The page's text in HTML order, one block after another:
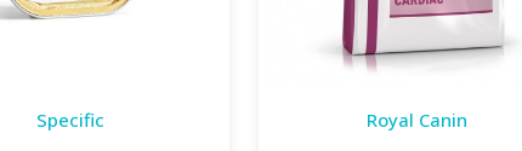
Specific
Royal Canin